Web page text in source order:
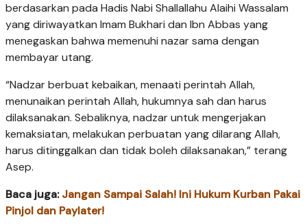
berdasarkan pada Hadis Nabi Shallallahu Alaihi Wassalam
yang diriwayatkan Imam Bukhari dan Ibn Abbas yang
menegaskan bahwa memenuhi nazar sama dengan
membayar utang.
“Nadzar berbuat kebaikan, menaati perintah Allah,
menunaikan perintah Allah, hukumnya sah dan harus
dilaksanakan. Sebaliknya, nadzar untuk mengerjakan
kemaksiatan, melakukan perbuatan yang dilarang Allah,
harus ditinggalkan dan tidak boleh dilaksanakan,” terang
Asep.
Baca juga:Jangan Sampai Salah! Ini Hukum Kurban Pakai
Pinjol dan Paylater!